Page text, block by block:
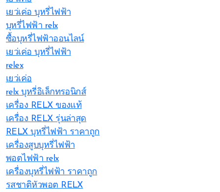
เยว่เค่อ บุหรี่ไฟฟ้า
บุหรี่ไฟฟ้า relx
ซื้อบุหรี่ไฟฟ้าออนไลน์
เยว่เค่อ บุหรี่ไฟฟ้า
relex
เยว่เค่อ
relx บุหรี่อิเล็กทรอนิกส์
เครื่อง RELX ของแท้
เครื่อง RELX รุ่นล่าสุด
RELX บุหรี่ไฟฟ้า ราคาถูก
เครื่องสูบบุหรี่ไฟฟ้า
พอตไฟฟ้า relx
เครื่องบุหรี่ไฟฟ้า ราคาถูก
รสชาติหัวพอต RELX